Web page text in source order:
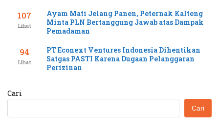
107
Lihat
Ayam Mati Jelang Panen, Peternak Kalteng
Minta PLN Bertanggung Jawab atas Dampak
Pemadaman
94
Lihat
PT Econext Ventures Indonesia Dihentikan
Satgas PASTI Karena Dugaan Pelanggaran
Perizinan
Cari
Cari